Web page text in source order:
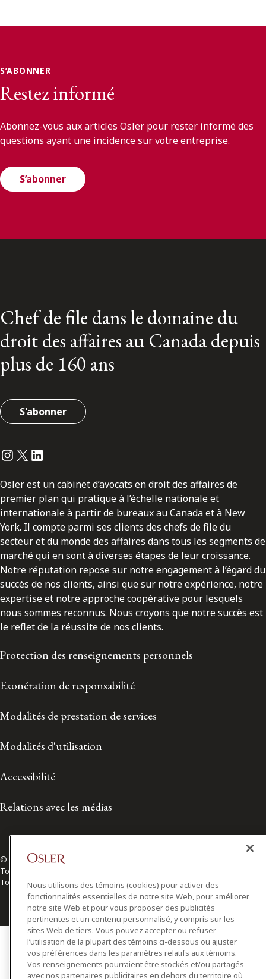
S’ABONNER
Restez informé
Abonnez-vous aux articles Osler pour rester informé des
questions ayant une incidence sur votre entreprise.
S’abonner
Chef de file dans le domaine du
droit des affaires au Canada depuis
plus de 160 ans
S'abonner
Instagram
Twitter
LinkedIn
Osler est un cabinet d’avocats en droit des affaires de
premier plan qui pratique à l’échelle nationale et
internationale à partir de bureaux au Canada et à New
York. Il compte parmi ses clients des chefs de file du
secteur et du monde des affaires dans tous les segments de
marché qui en sont à diverses étapes de leur croissance.
Notre réputation repose sur notre engagement à l’égard du
succès de nos clients, ainsi que sur notre expérience, notre
expertise et notre approche coopérative pour lesquels
nous sommes reconnus. Nous croyons que notre succès est
le reflet de la réussite de nos clients.
Protection des renseignements personnels
Exonération de responsabilité
Modalités de prestation de services
Modalités d'utilisation
Accessibilité
Relations avec les médias
© 2026 Osler, Hoskin & Harcourt S.E.N.C.R.L./s.r.l.
Tous droits réservés
Toronto | Montréal | Calgary | Vancouver | Ottawa | New York
Nous utilisons des témoins (cookies) pour activer des
fonctionnalités essentielles de notre site Web, pour améliorer
notre site Web et pour vous proposer des publicités
pertinentes et un contenu personnalisé, y compris sur les
sites Web de tiers. Vous pouvez accepter ou refuser
l’utilisation de la plupart des témoins ci-dessous ou ajuster
vos préférences dans les paramètres relatifs aux témoins.
Vos renseignements pourraient être stockés et/ou partagés
avec nos partenaires publicitaires en dehors du territoire où